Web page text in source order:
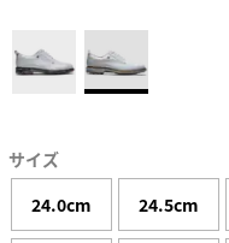
サイズ
24.0cm
24.5cm